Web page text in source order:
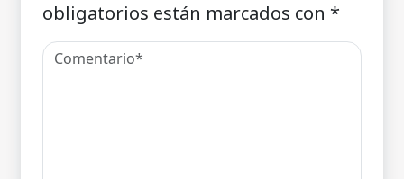
obligatorios están marcados con *